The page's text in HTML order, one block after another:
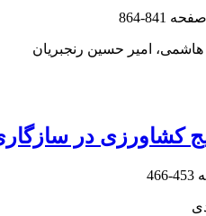
841-864
هاشمی، امیر حسین رنجبریان
کشاورزی در
453-466